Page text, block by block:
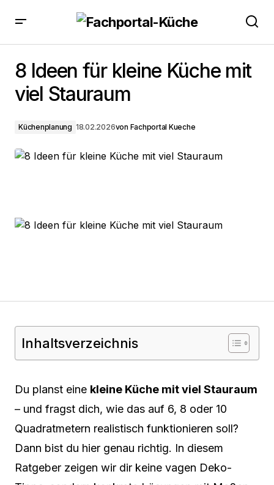
8 Ideen für kleine Küche mit
viel Stauraum
Küchenplanung 18.02.2026von Fachportal Kueche
Inhaltsverzeichnis
Du planst eine kleine Küche mit viel Stauraum
– und fragst dich, wie das auf 6, 8 oder 10
Quadratmetern realistisch funktionieren soll?
Dann bist du hier genau richtig. In diesem
Ratgeber zeigen wir dir keine vagen Deko-